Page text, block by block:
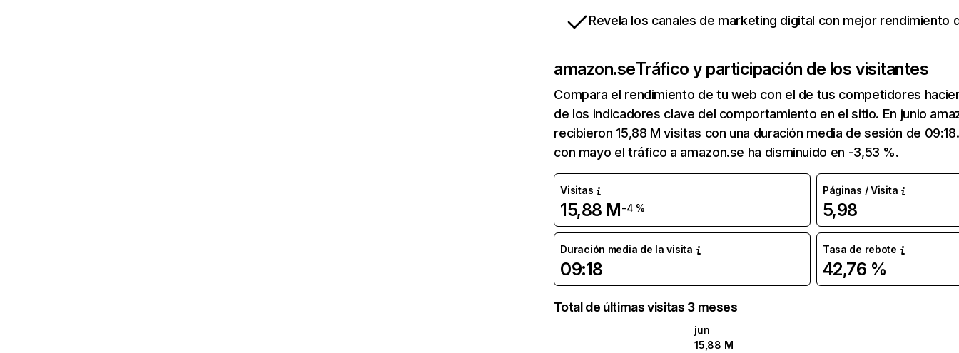
Revela los canales de marketing digital con mejor rendimiento
amazon.seTráfico y participación de los visitantes
Compara el rendimiento de tu web con el de tus competidores
de los indicadores clave del comportamiento en el sitio. En junio
recibieron 15,88 M visitas con una duración media de sesión de
con mayo el tráfico a amazon.se ha disminuido en -3,53 %.
Visitas
15,88 M-4 %
Páginas / Visita
5,98
Duración media de la visita
09:18
Tasa de rebote
42,76 %
Total de últimas visitas 3 meses
jun
15,88 M